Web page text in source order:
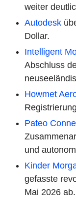
weiter
Autodesk
Dollar.
Intelligent
Abschluss
Howmet
Pateo
und
Kinder
gefasste
Mai 2026 ab.